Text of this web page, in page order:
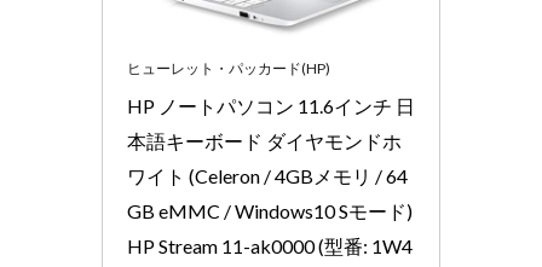
ヒューレット・パッカード(HP)
HP ノートパソコン 11.6インチ 日
本語キーボード ダイヤモンドホ
ワイト (Celeron / 4GBメモリ / 64
GB eMMC / Windows10 Sモード)
HP Stream 11-ak0000 (型番: 1W4